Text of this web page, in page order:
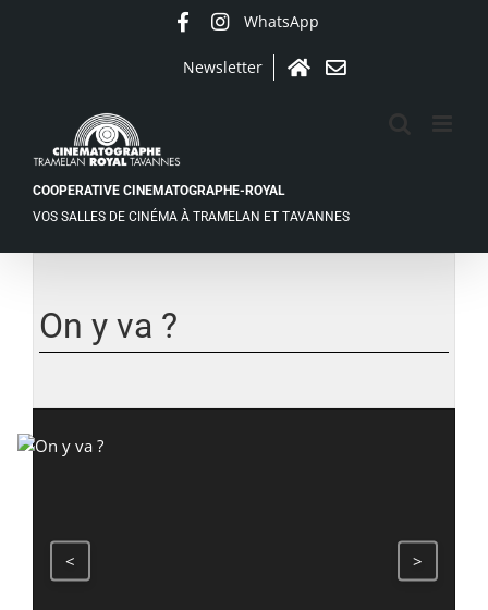
WhatsApp
Newsletter
AccueilContact
COOPERATIVE CINEMATOGRAPHE-ROYAL
VOS SALLES DE CINÉMA À TRAMELAN ET TAVANNES
On y va ?
< >